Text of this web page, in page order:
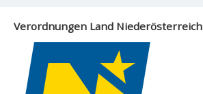
Verordnungen Land Niederösterreich